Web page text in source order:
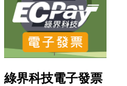
綠界科技電子發票